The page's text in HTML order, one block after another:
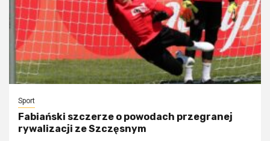
Sport
Fabiański szczerze o powodach przegranej
rywalizacji ze Szczęsnym